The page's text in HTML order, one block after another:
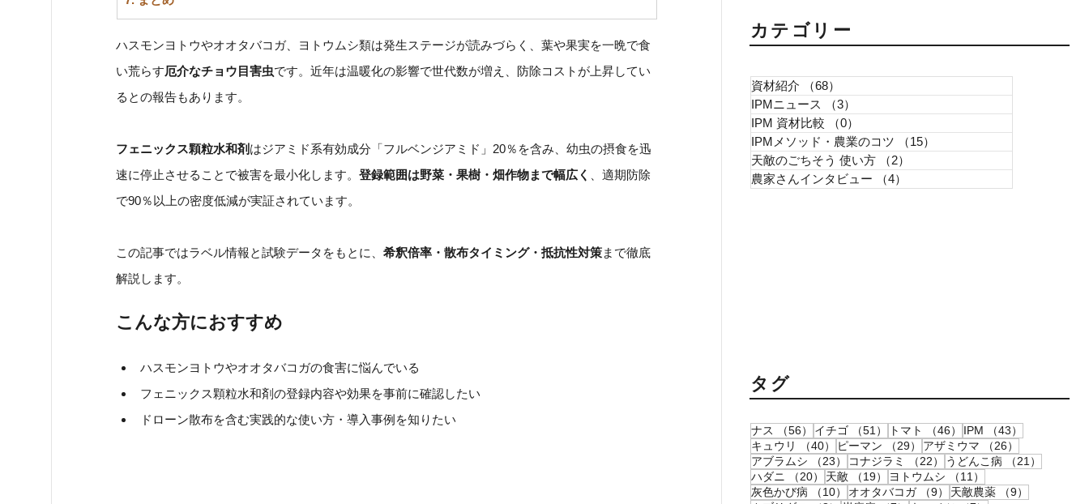
ハスモンヨトウやオオタバコガ、ヨトウムシ類は発生ステージが読みづらく、葉や果実を一晩で食
い荒らす厄介なチョウ目害虫です。近年は温暖化の影響で世代数が増え、防除コストが上昇してい
るとの報告もあります。
フェニックス顆粒水和剤 はジアミド系有効成分「フルベンジアミド」20％を含み、幼虫の摂食を迅
速に停止させることで被害を最小化します。 登録範囲は野菜・果樹・畑作物まで幅広く
、適期防除
で90％以上の密度低減が実証されています。
この記事ではラベル情報と試験データをもとに、 希釈倍率・散布タイミング・抵抗性対策まで徹底
解説します。
こんな方におすすめ
ハスモンヨトウやオオタバコガの食害に悩んでいる
フェニックス顆粒水和剤の登録内容や効果を事前に確認したい
ドローン散布を含む実践的な使い方・導入事例を知りたい
​カテゴリー
資材紹介 （68）
IPMニュース
（3）
IPM 資材比較
（0）
IPMメソッド・農業のコツ
（15）
天敵のごちそう 使い方
（2）
農家さんインタビュー
（4）
タグ
ナス （56） 56件の記事
イチゴ （51） 51件の記事
トマト （46） 46件の記事
IPM （43）
キュウリ
（40） 40件の記事
ピーマン （29） 29件の記事
アザミウマ （26）
アブラムシ
（23） 23件の記事
コナジラミ （22） 22件の記事
うどんこ病 （21）
ハダニ
（20） 20件の記事
天敵 （19） 19件の記事
ヨトウムシ （11）
灰色かび病
（10） 10件の記事
オオタバコガ （9） 9件の記事
天敵農薬 （9）